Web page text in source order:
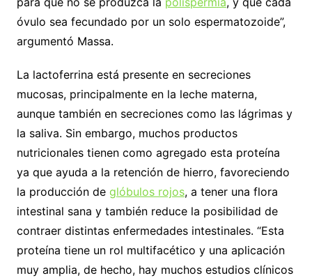
óvulo sea fecundado por un solo espermatozoide”,
argumentó Massa.
La lactoferrina está presente en secreciones
mucosas, principalmente en la leche materna,
aunque también en secreciones como las lágrimas y
la saliva. Sin embargo, muchos productos
nutricionales tienen como agregado esta proteína
ya que ayuda a la retención de hierro, favoreciendo
la producción de glóbulos rojos, a tener una flora
intestinal sana y también reduce la posibilidad de
contraer distintas enfermedades intestinales. “Esta
proteína tiene un rol multifacético y una aplicación
muy amplia, de hecho, hay muchos estudios clínicos